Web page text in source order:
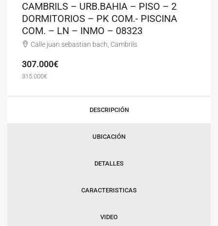
CAMBRILS – URB.BAHIA – PISO – 2
DORMITORIOS – PK COM.- PISCINA
COM. – LN – INMO – 08323
Calle juan sebastian bach, Cambrils
307.000€
315.000€
DESCRIPCIÓN
UBICACIÓN
DETALLES
CARACTERISTICAS
VIDEO